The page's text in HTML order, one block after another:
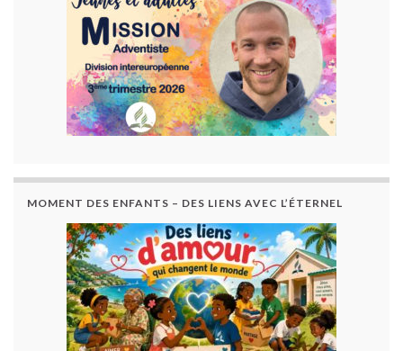
MOMENT DES ENFANTS – DES LIENS AVEC L’ÉTERNEL